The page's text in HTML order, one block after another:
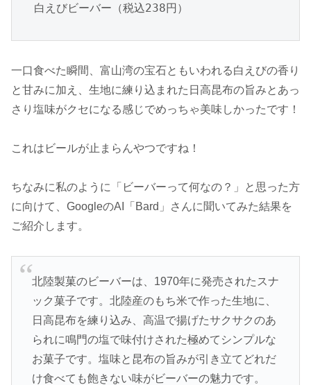
白えびビーバー（税込238円）
一口食べた瞬間、富山湾の宝石ともいわれる白えびの香り
と甘みに加え、生地に練り込まれた日高昆布の旨みとあっ
さり塩味がクセになる感じでめっちゃ美味しかったです！
これはビールが止まらんやつですね！
ちなみに私のように「ビーバーって何なの？」と思った方
に向けて、GoogleのAI「Bard」さんに聞いてみた結果を
ご紹介します。
北陸製菓のビーバーは、1970年に発売されたスナ
ック菓子です。北陸産のもち米で作った生地に、
日高昆布を練り込み、高温で揚げたサクサクのあ
られに鳴門の塩で味付けされた極めてシンプルな
お菓子です。塩味と昆布の旨みが引き立てどれだ
け食べても飽きない味がビーバーの魅力です。